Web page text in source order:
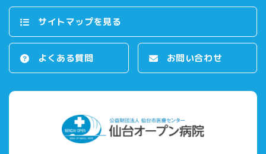
サイトマップを⾒る
よくある質問 お問い合わせ